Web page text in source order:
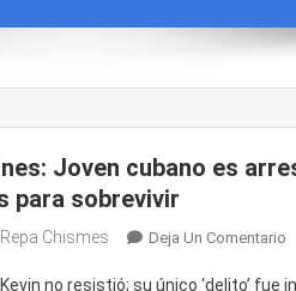
Joven cubano es
para sobrevivir
Repa Chismes Deja Un Comentario
no resistió; su único ‘delito’ fue